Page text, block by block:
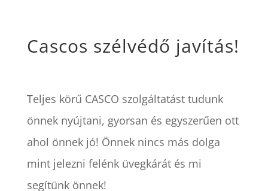
Cascos szélvédő javítás!
Teljes körű CASCO szolgáltatást tudunk
önnek nyújtani, gyorsan és egyszerűen ott
ahol önnek jó! Önnek nincs más dolga
mint jelezni felénk üvegkárát és mi
segítünk önnek!